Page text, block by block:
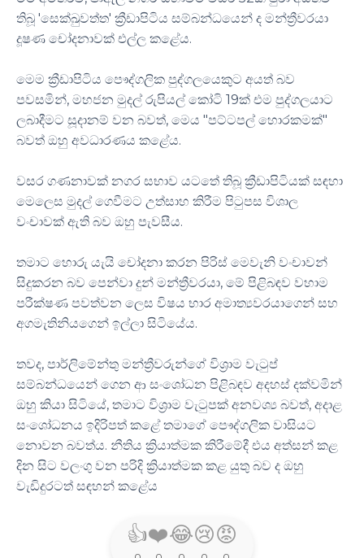
තිබූ 'සෙක්ඛුවත්ත' ක්‍රීඩාපිටිය සම්බන්ධයෙන් ද මන්ත්‍රීවරයා
දූෂණ චෝදනාවක් එල්ල කළේය.
මෙම ක්‍රීඩාපිටිය පෞද්ගලික පුද්ගලයෙකුට අයත් බව
පවසමින්, මහජන මුදල් රුපියල් කෝටි 19ක් එම පුද්ගලයාට
ලබාදීමට සූදානම් වන බවත්, මෙය "පට්ටපල් හොරකමක්"
බවත් ඔහු අවධාරණය කළේය.
වසර ගණනාවක් නගර සභාව යටතේ තිබූ ක්‍රීඩාපිටියක් සඳහා
මෙලෙස මුදල් ගෙවීමට උත්සාහ කිරීම පිටුපස විශාල
වංචාවක් ඇති බව ඔහු පැවසීය.
තමාට හොරු යැයි චෝදනා කරන පිරිස් මෙවැනි වංචාවන්
සිදුකරන බව පෙන්වා දුන් මන්ත්‍රීවරයා, මේ පිළිබඳව වහාම
පරීක්ෂණ පවත්වන ලෙස විෂය භාර අමාත්‍යවරයාගෙන් සහ
අගමැතිනියගෙන් ඉල්ලා සිටියේය.
තවද, පාර්ලිමේන්තු මන්ත්‍රීවරුන්ගේ විශ්‍රාම වැටුප්
සම්බන්ධයෙන් ගෙන ආ සංශෝධන පිළිබඳව අදහස් දක්වමින්
ඔහු කියා සිටියේ, තමාට විශ්‍රාම වැටුපක් අනවශ්‍ය බවත්, අදාළ
සංශෝධනය ඉදිරිපත් කළේ තමාගේ පෞද්ගලික වාසියට
නොවන බවත්ය. නීතිය ක්‍රියාත්මක කිරීමේදී එය අත්සන් කළ
දින සිට වලංගු වන පරිදි ක්‍රියාත්මක කළ යුතු බව ද ඔහු
වැඩිදුරටත් සඳහන් කළේය
👍❤️😂😢😡